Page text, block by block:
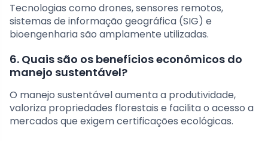
Tecnologias como drones, sensores remotos,
sistemas de informação geográfica (SIG) e
bioengenharia são amplamente utilizadas.
6. Quais são os benefícios econômicos do
manejo sustentável?
O manejo sustentável aumenta a produtividade,
valoriza propriedades florestais e facilita o acesso a
mercados que exigem certificações ecológicas.